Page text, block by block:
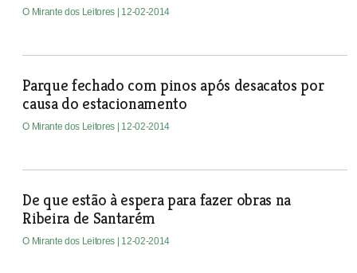
O Mirante dos Leitores | 12-02-2014
Parque fechado com pinos após desacatos por
causa do estacionamento
O Mirante dos Leitores | 12-02-2014
De que estão à espera para fazer obras na
Ribeira de Santarém
O Mirante dos Leitores | 12-02-2014